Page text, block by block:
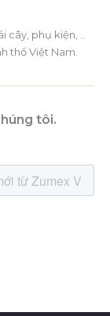
phụ kiện, ..
thổ Việt Nam.
tôi.